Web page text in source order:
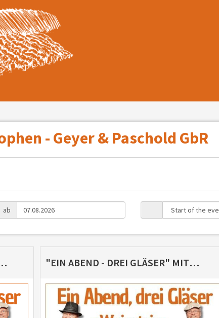
- Geyer & Paschold GbR
ab
UND DEN WEINSTEIN-PHILOSOPHEN "EIN ABEND - DREI GLÄSER" MIT GERD BRÖMSER "GUDE GERD" UND DEN WEINSTEIN-PHILOSOPHEN